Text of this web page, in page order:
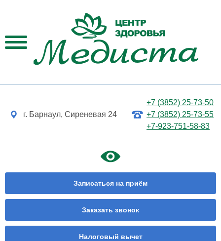
г. Барнаул, Сиреневая 24
+7 (3852) 25-73-50
+7 (3852) 25-73-55
+7-923-751-58-83
Записаться на приём
Заказать звонок
Налоговый вычет